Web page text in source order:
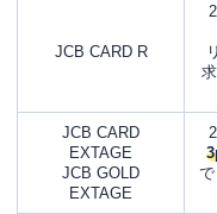
JCB CARD R
JCB CARD
EXTAGE
JCB GOLD
EXTAGE
で